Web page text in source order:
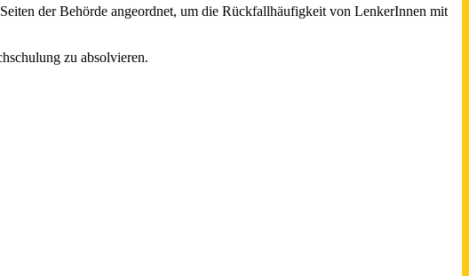
der Behörde angeordnet, um die Rückfallhäufigkeit von LenkerInnen mit
zu absolvieren.